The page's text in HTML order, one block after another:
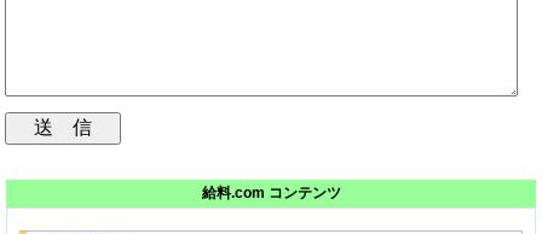
給料.com コンテンツ